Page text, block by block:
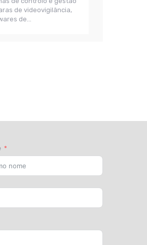
de videovigilância,
de...